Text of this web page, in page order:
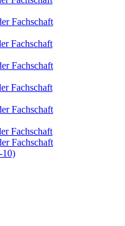
Fachschaft
Fachschaft
Fachschaft
Fachschaft
Fachschaft
Fachschaft
Fachschaft
10)